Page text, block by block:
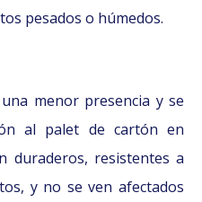
pesados o húmedos.
menor presencia y se
al palet de cartón en
duraderos, resistentes a
y no se ven afectados